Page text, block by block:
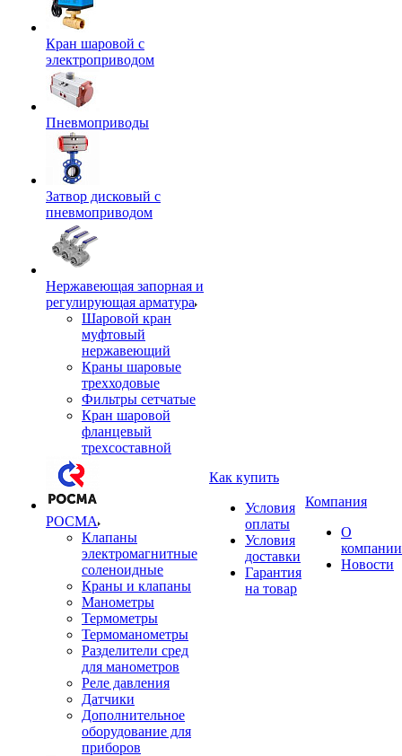
Кран шаровой с
электроприводом
Пневмоприводы
Затвор дисковый с
пневмоприводом
Нержавеющая запорная и
регулирующая арматура
Шаровой кран
муфтовый
нержавеющий
Краны шаровые
трехходовые
Фильтры сетчатые
Кран шаровой
фланцевый
трехсоставной
РОСМА
Клапаны
электромагнитные
соленоидные
Краны и клапаны
Манометры
Термометры
Термоманометры
Разделители сред
для манометров
Реле давления
Датчики
Дополнительное
оборудование для
приборов
Как купить
Условия
оплаты
Условия
доставки
Гарантия
на товар
Компания
О
компании
Новости